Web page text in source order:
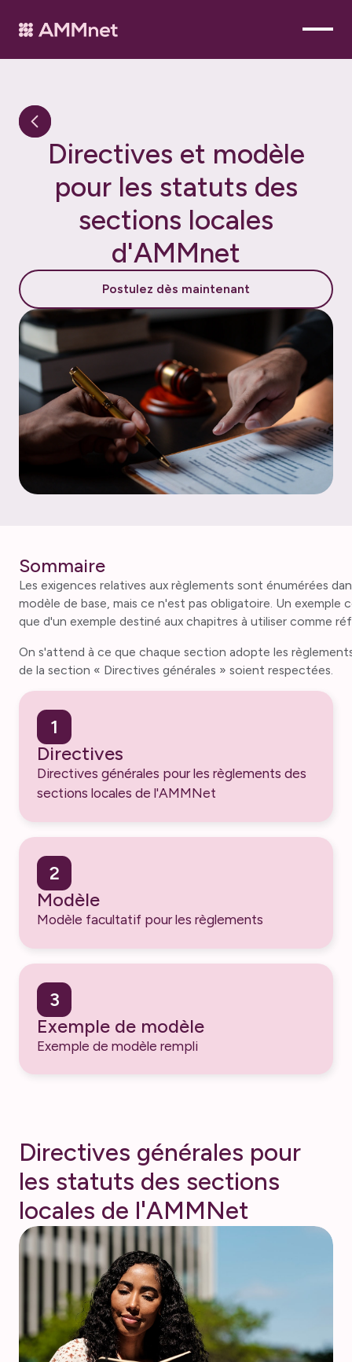
Directives et modèle
pour les statuts des
sections locales
d'AMMnet
Postulez dès maintenant
Sommaire
Les exigences relatives aux règlements sont énumérées
modèle de base, mais ce n'est pas obligatoire. Un
que d'un exemple destiné aux chapitres à utiliser comme
On s'attend à ce que chaque section adopte les
de la section « Directives générales » soient respectées.
1
Directives
Directives générales pour les règlements des
sections locales de l'AMMNet
2
Modèle
Modèle facultatif pour les règlements
3
Exemple de modèle
Exemple de modèle rempli
Directives générales pour
les statuts des sections
locales de l'AMMNet